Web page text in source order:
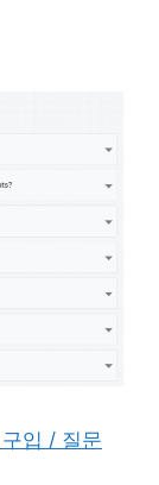
입 / 질문